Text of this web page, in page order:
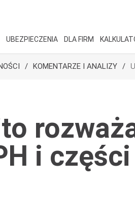
UBEZPIECZENIA DLA FIRM
KOMENTARZE I ANALIZY
i